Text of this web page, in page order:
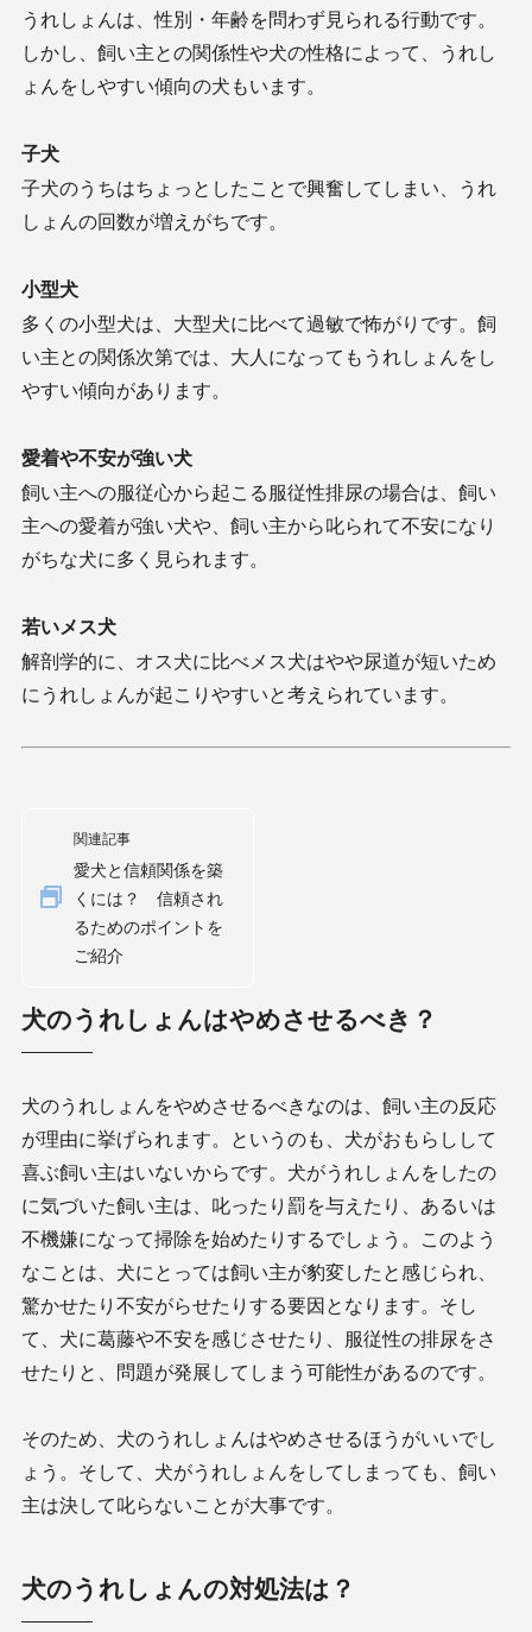
うれしょんは、性別・年齢を問わず見られる行動です。
しかし、飼い主との関係性や犬の性格によって、うれし
ょんをしやすい傾向の犬もいます。
子犬
子犬のうちはちょっとしたことで興奮してしまい、うれ
しょんの回数が増えがちです。
小型犬
多くの小型犬は、大型犬に比べて過敏で怖がりです。飼
い主との関係次第では、大人になってもうれしょんをし
やすい傾向があります。
愛着や不安が強い犬
飼い主への服従心から起こる服従性排尿の場合は、飼い
主への愛着が強い犬や、飼い主から叱られて不安になり
がちな犬に多く見られます。
若いメス犬
解剖学的に、オス犬に比べメス犬はやや尿道が短いため
にうれしょんが起こりやすいと考えられています。
関連記事
愛犬と信頼関係を築
くには？ 信頼され
るためのポイントを
ご紹介
犬のうれしょんはやめさせるべき？
犬のうれしょんをやめさせるべきなのは、飼い主の反応
が理由に挙げられます。というのも、犬がおもらしして
喜ぶ飼い主はいないからです。犬がうれしょんをしたの
に気づいた飼い主は、叱ったり罰を与えたり、あるいは
不機嫌になって掃除を始めたりするでしょう。このよう
なことは、犬にとっては飼い主が豹変したと感じられ、
驚かせたり不安がらせたりする要因となります。そし
て、犬に葛藤や不安を感じさせたり、服従性の排尿をさ
せたりと、問題が発展してしまう可能性があるのです。
そのため、犬のうれしょんはやめさせるほうがいいでし
ょう。そして、犬がうれしょんをしてしまっても、飼い
主は決して叱らないことが大事です。
犬のうれしょんの対処法は？